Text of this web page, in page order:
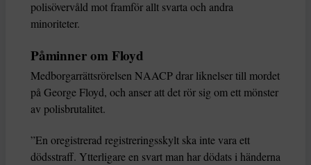
polisövervåld mot framför allt svarta och andra
minoriteter.
Påminner om Floyd
Medborgarrättsrörelsen NAACP drar liknelser till mordet
på George Floyd, och anser att det rör sig om ett mönster
av polisbrutalitet.
”En oregistrerad registreringsskylt ska inte vara ett
dödsstraff. Ytterligare en svart man har dödats i händerna